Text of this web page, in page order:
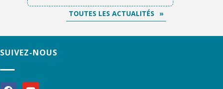
TOUTES LES ACTUALITÉS
SUIVEZ-NOUS